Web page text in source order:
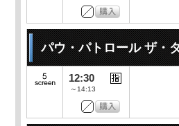
パウ・パトロール ザ・
12:30
～14:13